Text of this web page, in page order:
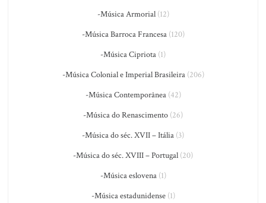
-Música Armorial(12)
-Música Barroca Francesa(120)
-Música Cipriota (1)
-Música Colonial e Imperial Brasileira(206)
-Música Contemporânea(42)
-Música do Renascimento (26)
-Música do séc. XVII – Itália (3)
-Música do séc. XVIII – Portugal (20)
-Música eslovena(1)
-Música estadunidense(1)